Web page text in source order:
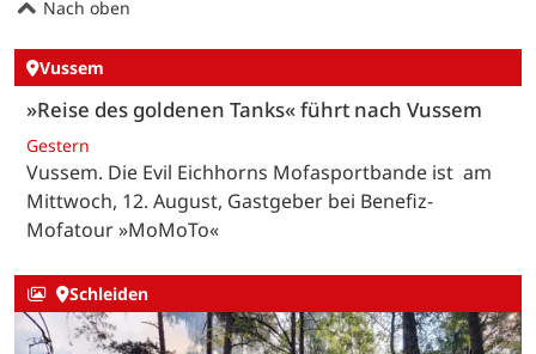
Nach oben
Vussem
»Reise des goldenen Tanks« führt nach Vussem
Gestern
Vussem. Die Evil Eichhorns Mofasportbande ist am
Mittwoch, 12. August, Gastgeber bei Benefiz-
Mofatour »MoMoTo«
Schleiden